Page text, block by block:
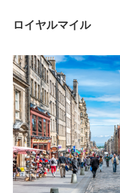
ロイヤルマイル